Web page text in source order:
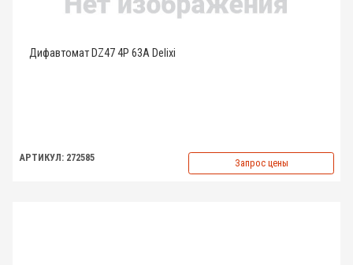
Дифавтомат DZ47 4P 63A Delixi
АРТИКУЛ: 272585 Запрос цены